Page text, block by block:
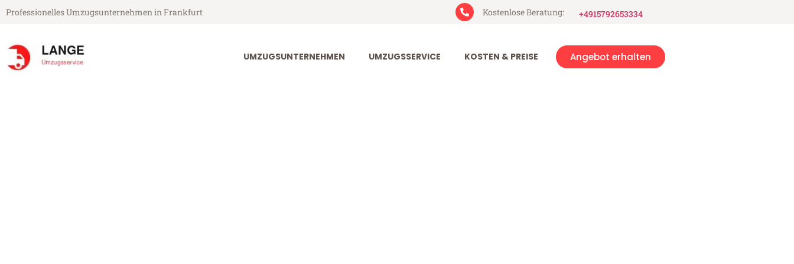
Professionelles Umzugsunternehmen in Frankfurt Kostenlose Beratung: +4915792653334
UMZUGSUNTERNEHMEN UMZUGSSERVICE KOSTEN & PREISE Angebot erhalten